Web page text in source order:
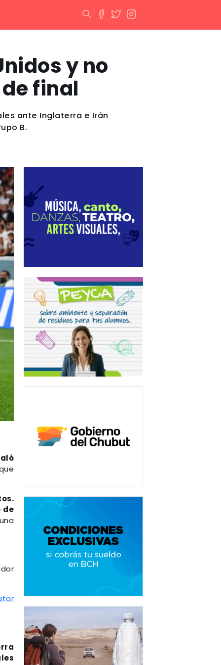
y no
final
ante Inglaterra e Irán
B.
de